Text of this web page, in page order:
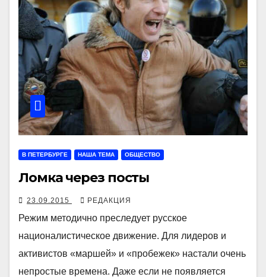
В ПЕТЕРБУРГЕ НАША ТЕМА ОБЩЕСТВО
Ломка через посты
23.09.2015 РЕДАКЦИЯ
Режим методично преследует русское
националистическое движение. Для лидеров и
активистов «маршей» и «пробежек» настали очень
непростые времена. Даже если не появляется